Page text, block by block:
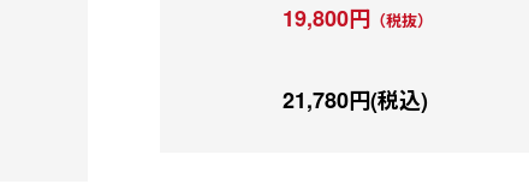
19,800円 （税抜）
21,780円(税込)